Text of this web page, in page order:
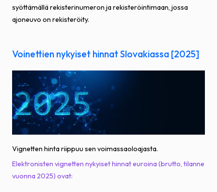
syöttämällä rekisterinumeron ja rekisteröintimaan, jossa
ajoneuvo on rekisteröity.
Voinettien nykyiset hinnat Slovakiassa [2025]
Vignetten hinta riippuu sen voimassaoloajasta.
Elektronisten vignetten nykyiset hinnat euroina (brutto, tilanne
vuonna 2025) ovat: